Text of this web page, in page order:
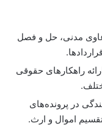
مدنی، حل و فصل
راهکارهای حقوقی
در پرونده‌های
اموال و ارث.